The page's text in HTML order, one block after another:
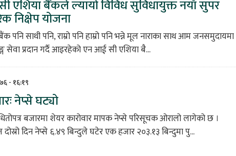
एशिया बैंकले ल्यायो विविध सुविधायुक्त नयाँ सुपर
निक्षेप योजना
पनि साथी पनि, राम्रो पनि हाम्रो पनि भन्ने मूल नाराका साथ आम जनसमुदायमा
सेवा प्रदान गर्दै आइरहेको एन आई सी एशिया बै...
- १६:१९
नेप्से घट्यो
बजारमा शेयर कारोवार मापक नेप्से परिसूचक ओरालो लागेको छ ।
दिन नेप्से ६.४९ बिन्दुले घटेर एक हजार २०३.१३ बिन्दुमा पु...